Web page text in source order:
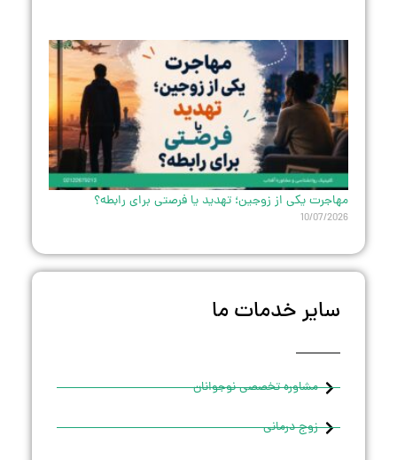
مهاجرت یکی از زوجین؛ تهدید یا فرصتی برای رابطه؟
10/07/2026
سایر خدمات ما
مشاوره تخصصی نوجوانان
زوج درمانی